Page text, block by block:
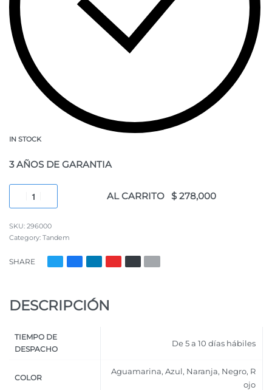
IN STOCK
3 AÑOS DE GARANTIA
AL CARRITO
296000
Category: Tandem
SHARE
DESCRIPCIÓN
TIEMPO DE
DESPACHO
De 5 a 10 días hábiles
COLOR
Aguamarina, Azul, Naranja, Negro, R
ojo